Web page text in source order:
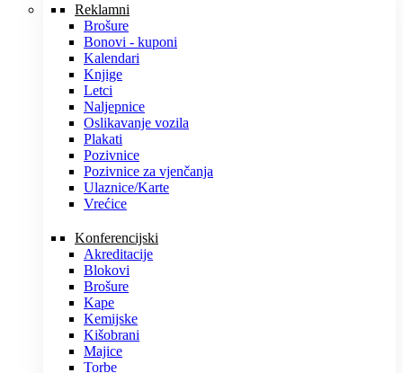
Reklamni
Brošure
Bonovi - kuponi
Kalendari
Knjige
Letci
Naljepnice
Oslikavanje vozila
Plakati
Pozivnice
Pozivnice za vjenčanja
Ulaznice/Karte
Vrećice
Konferencijski
Akreditacije
Blokovi
Brošure
Kape
Kemijske
Kišobrani
Majice
Torbe